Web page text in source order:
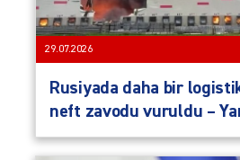
29.07.2026
Rusiyada daha bir
neft zavodu vuruldu –